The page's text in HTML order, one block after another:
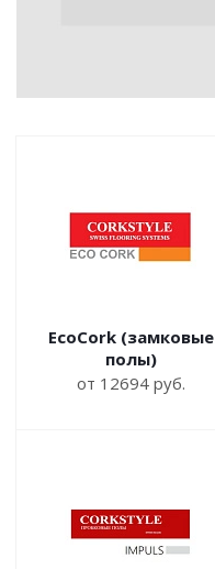
EcoCork (замковые
полы)
от 12694 руб.